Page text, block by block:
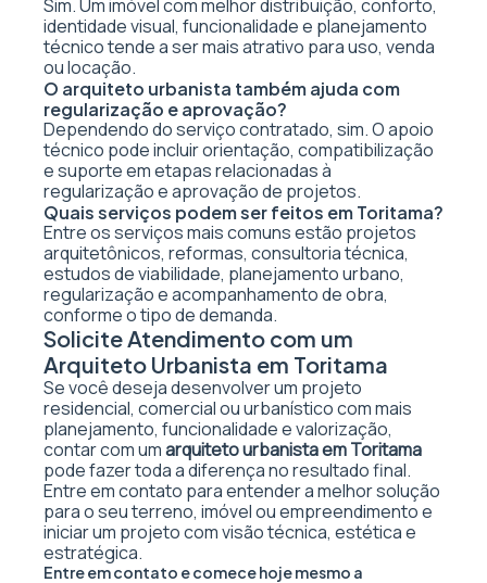
Sim. Um imóvel com melhor distribuição, conforto,
identidade visual, funcionalidade e planejamento
técnico tende a ser mais atrativo para uso, venda
ou locação.
O arquiteto urbanista também ajuda com
regularização e aprovação?
Dependendo do serviço contratado, sim. O apoio
técnico pode incluir orientação, compatibilização
e suporte em etapas relacionadas à
regularização e aprovação de projetos.
Quais serviços podem ser feitos em Toritama?
Entre os serviços mais comuns estão projetos
arquitetônicos, reformas, consultoria técnica,
estudos de viabilidade, planejamento urbano,
regularização e acompanhamento de obra,
conforme o tipo de demanda.
Solicite Atendimento com um
Arquiteto Urbanista em Toritama
Se você deseja desenvolver um projeto
residencial, comercial ou urbanístico com mais
planejamento, funcionalidade e valorização,
contar com umarquiteto urbanista em Toritama
pode fazer toda a diferença no resultado final.
Entre em contato para entender a melhor solução
para o seu terreno, imóvel ou empreendimento e
iniciar um projeto com visão técnica, estética e
estratégica.
Entre em contato e comece hoje mesmo a